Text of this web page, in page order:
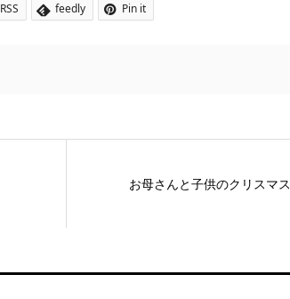
RSS feedly Pin it
お母さんと子供のクリスマス